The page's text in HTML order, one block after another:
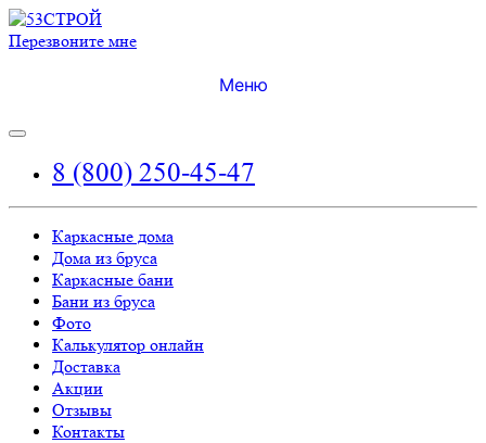
Перезвоните мне
Меню
8 (800) 250-45-47
Каркасные дома
Дома из бруса
Каркасные бани
Бани из бруса
Фото
Калькулятор онлайн
Доставка
Акции
Отзывы
Контакты